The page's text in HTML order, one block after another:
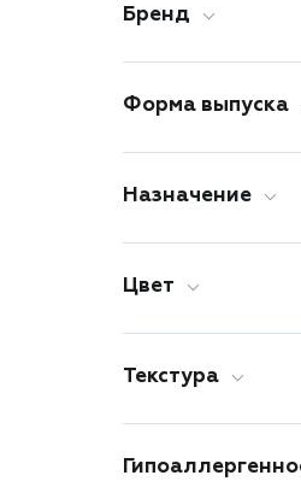
Бренд
Форма выпуска
Назначение
Цвет
Текстура